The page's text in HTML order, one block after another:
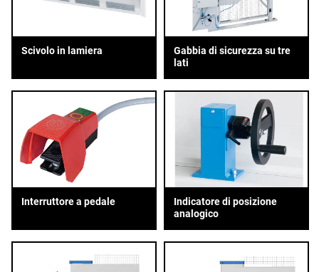
Scivolo in lamiera
Gabbia di sicurezza su tre
lati
Interruttore a pedale
Indicatore di posizione
analogico